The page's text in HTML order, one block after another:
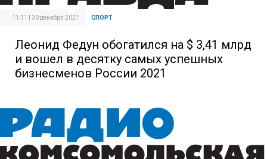
11:31 | 30 декабря 2021 СПОРТ
Леонид Федун обогатился на $ 3,41 млрд
и вошел в десятку самых успешных
бизнесменов России 2021